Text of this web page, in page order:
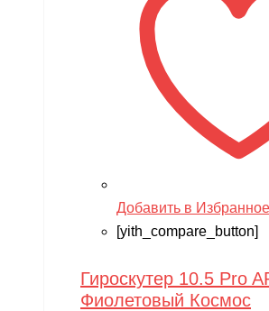
Добавить в Избранное
[yith_compare_button]
Гироскутер 10.5 Pro
Фиолетовый Космос